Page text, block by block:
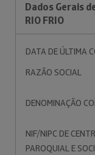
Dados Gerais
RIO FRIO
DATA DE ÚLTIMA
RAZÃO SOCIAL
DENOMINAÇÃO
NIF/NIPC DE
PAROQUIAL E